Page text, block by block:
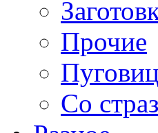
Прочие
Со